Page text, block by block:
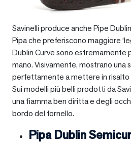
Savinelli produce anche Pipe
Pipa che preferiscono maggiore
Dublin Curve sono estremamente
mano. Visivamente, mostrano una
perfettamente a mettere in risalto
Sui modelli più belli prodotti da
una fiamma ben diritta e degli
bordo del fornello.
Pipa Dublin